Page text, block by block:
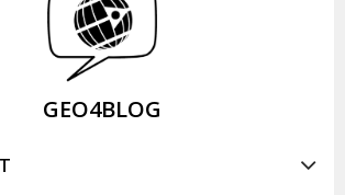
GEO4BLOG